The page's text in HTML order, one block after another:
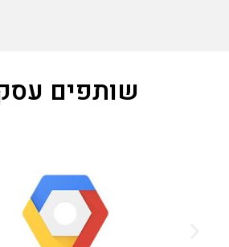
שותפים